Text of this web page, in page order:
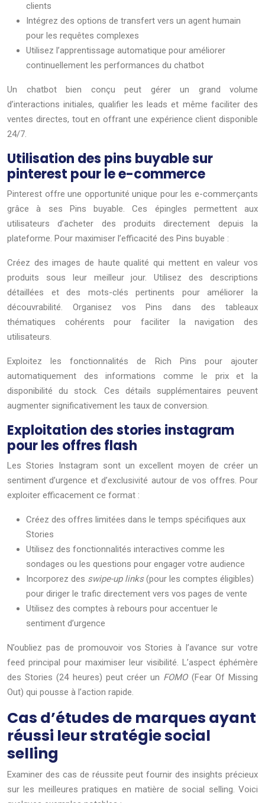
clients
Intégrez des options de transfert vers un agent humain
pour les requêtes complexes
Utilisez l’apprentissage automatique pour améliorer
continuellement les performances du chatbot
Un chatbot bien conçu peut gérer un grand volume
d’interactions initiales, qualifier les leads et même faciliter des
ventes directes, tout en offrant une expérience client disponible
24/7.
Utilisation des pins buyable sur
pinterest pour le e-commerce
Pinterest offre une opportunité unique pour les e-commerçants
grâce à ses Pins buyable. Ces épingles permettent aux
utilisateurs d’acheter des produits directement depuis la
plateforme. Pour maximiser l’efficacité des Pins buyable :
Créez des images de haute qualité qui mettent en valeur vos
produits sous leur meilleur jour. Utilisez des descriptions
détaillées et des mots-clés pertinents pour améliorer la
découvrabilité. Organisez vos Pins dans des tableaux
thématiques cohérents pour faciliter la navigation des
utilisateurs.
Exploitez les fonctionnalités de Rich Pins pour ajouter
automatiquement des informations comme le prix et la
disponibilité du stock. Ces détails supplémentaires peuvent
augmenter significativement les taux de conversion.
Exploitation des stories instagram
pour les offres flash
Les Stories Instagram sont un excellent moyen de créer un
sentiment d’urgence et d’exclusivité autour de vos offres. Pour
exploiter efficacement ce format :
Créez des offres limitées dans le temps spécifiques aux
Stories
Utilisez des fonctionnalités interactives comme les
sondages ou les questions pour engager votre audience
Incorporez des swipe-up links(pour les comptes éligibles)
pour diriger le trafic directement vers vos pages de vente
Utilisez des comptes à rebours pour accentuer le
sentiment d’urgence
N’oubliez pas de promouvoir vos Stories à l’avance sur votre
feed principal pour maximiser leur visibilité. L’aspect éphémère
des Stories (24 heures) peut créer un FOMO(Fear Of Missing
Out) qui pousse à l’action rapide.
Cas d’études de marques ayant
réussi leur stratégie social
selling
Examiner des cas de réussite peut fournir des insights précieux
sur les meilleures pratiques en matière de social selling. Voici